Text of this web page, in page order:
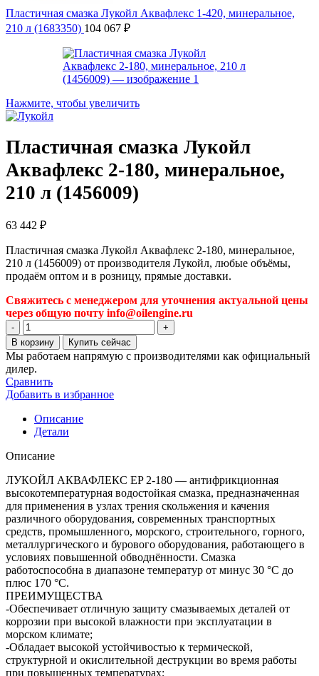
Пластичная смазка Лукойл Аквафлекс 1-420, минеральное,
210 л (1683350) 104 067 ₽
Нажмите, чтобы увеличить
Пластичная смазка Лукойл
Аквафлекс 2-180, минеральное,
210 л (1456009)
63 442 ₽
Пластичная смазка Лукойл Аквафлекс 2-180, минеральное,
210 л (1456009) от производителя Лукойл, любые объёмы,
продаём оптом и в розницу, прямые доставки.
Свяжитесь с менеджером для уточнения актуальной цены
через общую почту info@oilengine.ru
Количество
товара
Пластичная
смазка
Лукойл
Аквафлекс
2-
180,
минеральное,
210
л
В корзину Купить сейчас
Мы работаем напрямую с производителями как официальный
дилер.
Сравнить
Добавить в избранное
Описание
Детали
Описание
ЛУКОЙЛ АКВАФЛЕКС EP 2-180 — антифрикционная
высокотемпературная водостойкая смазка, предназначенная
для применения в узлах трения скольжения и качения
различного оборудования, современных транспортных
средств, промышленного, морского, строительного, горного,
металлургического и бурового оборудования, работающего в
условиях повышенной обводнённости. Смазка
работоспособна в диапазоне температур от минус 30 °С до
плюс 170 °С.
ПРЕИМУЩЕСТВА
-Обеспечивает отличную защиту смазываемых деталей от
коррозии при высокой влажности при эксплуатации в
морском климате;
-Обладает высокой устойчивостью к термической,
структурной и окислительной деструкции во время работы
при повышенных температурах;